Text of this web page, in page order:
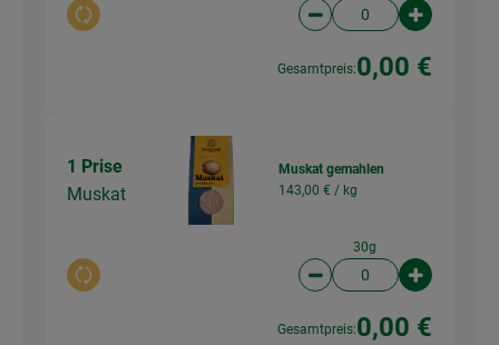
Auswahl ändern Artikelanzahl
Gesamtpreis:0,00 €
1 Prise
Muskat
Auswahl ändern
Muskat gemahlen
143,00 € / kg
30g
Artikelanzahl
Gesamtpreis:0,00 €